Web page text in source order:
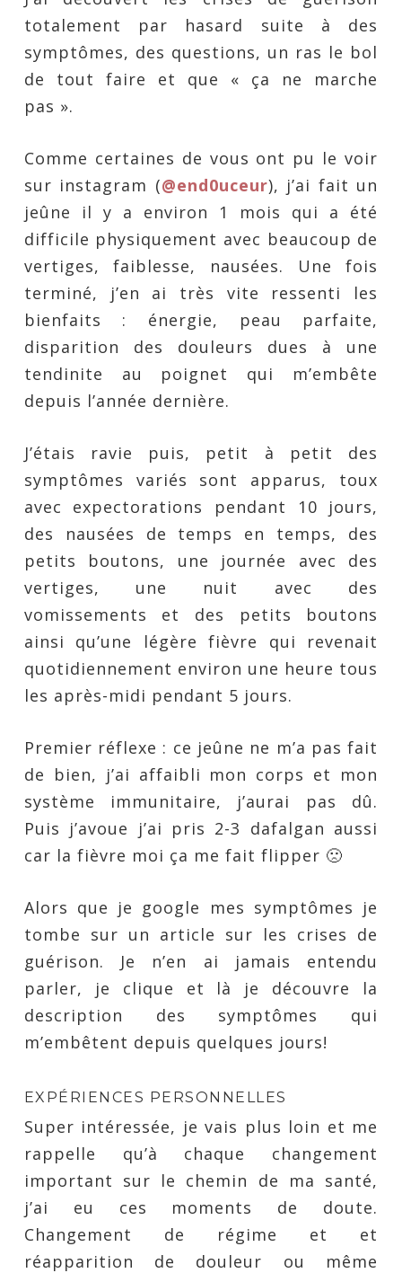
totalement par hasard suite à des
symptômes, des questions, un ras le bol
de tout faire et que « ça ne marche
pas ».
Comme certaines de vous ont pu le voir
sur instagram (@end0uceur), j’ai fait un
jeûne il y a environ 1 mois qui a été
difficile physiquement avec beaucoup de
vertiges, faiblesse, nausées. Une fois
terminé, j’en ai très vite ressenti les
bienfaits : énergie, peau parfaite,
disparition des douleurs dues à une
tendinite au poignet qui m’embête
depuis l’année dernière.
J’étais ravie puis, petit à petit des
symptômes variés sont apparus, toux
avec expectorations pendant 10 jours,
des nausées de temps en temps, des
petits boutons, une journée avec des
vertiges, une nuit avec des
vomissements et des petits boutons
ainsi qu’une légère fièvre qui revenait
quotidiennement environ une heure tous
les après-midi pendant 5 jours.
Premier réflexe : ce jeûne ne m’a pas fait
de bien, j’ai affaibli mon corps et mon
système immunitaire, j’aurai pas dû.
Puis j’avoue j’ai pris 2-3 dafalgan aussi
car la fièvre moi ça me fait flipper 🙁
Alors que je google mes symptômes je
tombe sur un article sur les crises de
guérison. Je n’en ai jamais entendu
parler, je clique et là je découvre la
description des symptômes qui
m’embêtent depuis quelques jours!
EXPÉRIENCES PERSONNELLES
Super intéressée, je vais plus loin et me
rappelle qu’à chaque changement
important sur le chemin de ma santé,
j’ai eu ces moments de doute.
Changement de régime et et
réapparition de douleur ou même